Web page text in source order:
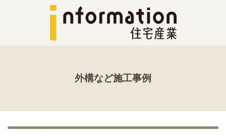
外構など施工事例